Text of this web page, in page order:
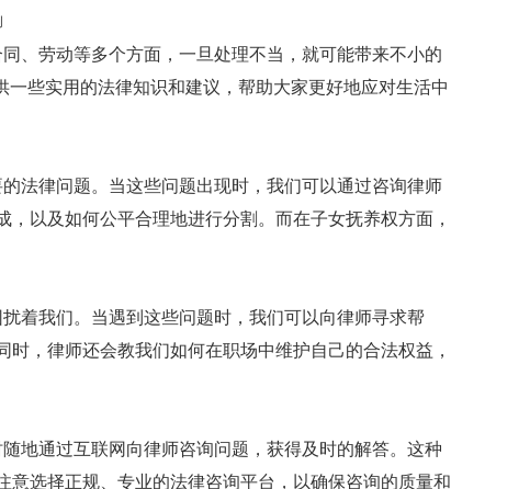
、劳动等多个方面，一旦处理不当，就可能带来不小的
些实用的法律知识和建议，帮助大家更好地应对生活中
法律问题。当这些问题出现时，我们可以通过咨询律师
以及如何公平合理地进行分割。而在子女抚养权方面，
着我们。当遇到这些问题时，我们可以向律师寻求帮
，律师还会教我们如何在职场中维护自己的合法权益，
地通过互联网向律师咨询问题，获得及时的解答。这种
选择正规、专业的法律咨询平台，以确保咨询的质量和